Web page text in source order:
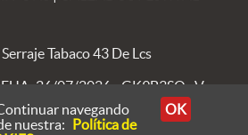
FUA: 26/07/2026 - GK9B3SO · V
8.4.23navegando
nuestra: Política de
OK